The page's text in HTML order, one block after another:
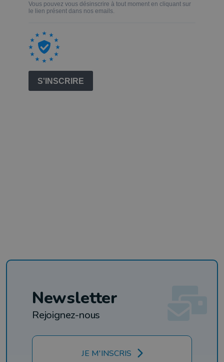
Newsletter
Rejoignez-nous
JE M'INSCRIS